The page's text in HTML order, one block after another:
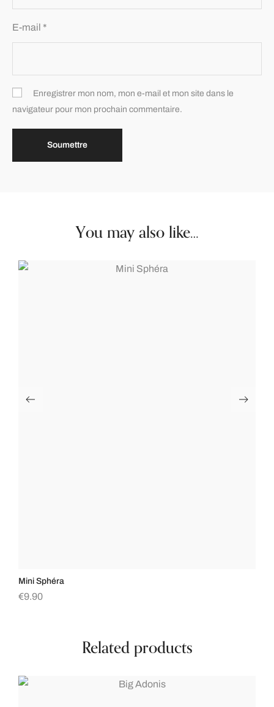
E-mail *
Enregistrer mon nom, mon e-mail et mon site dans le
navigateur pour mon prochain commentaire.
You may also like…
Mini Sphéra
€9.90
Related products